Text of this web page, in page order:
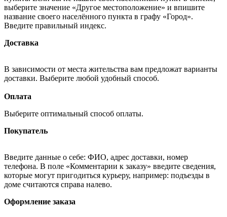
выберите значение «Другое местоположение» и впишите
название своего населённого пункта в графу «Город».
Введите правильный индекс.
Доставка
В зависимости от места жительства вам предложат варианты
доставки. Выберите любой удобный способ.
Оплата
Выберите оптимальный способ оплаты.
Покупатель
Введите данные о себе: ФИО, адрес доставки, номер
телефона. В поле «Комментарии к заказу» введите сведения,
которые могут пригодиться курьеру, например: подъезды в
доме считаются справа налево.
Оформление заказа